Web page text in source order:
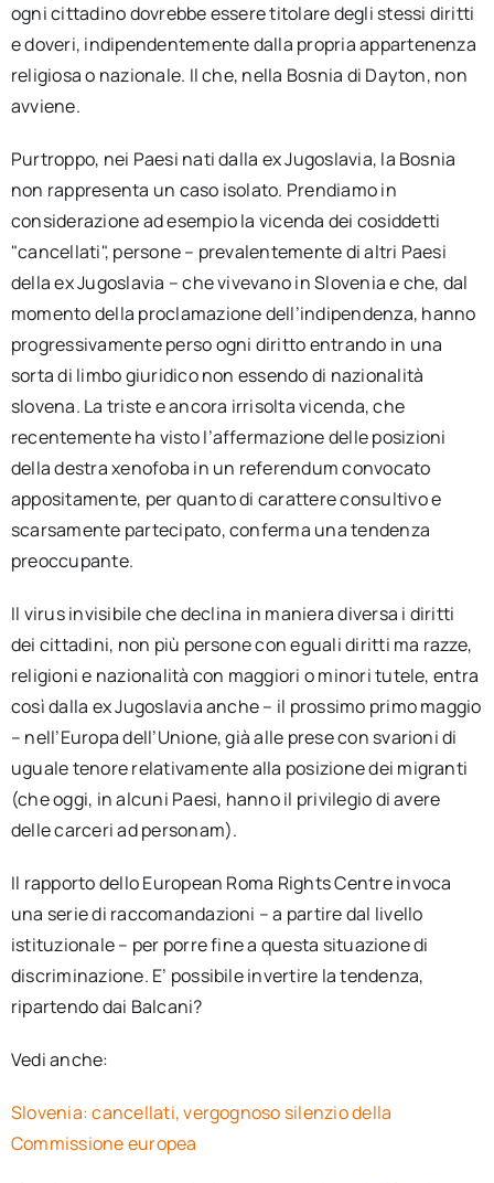
ogni cittadino dovrebbe essere titolare degli stessi diritti
e doveri, indipendentemente dalla propria appartenenza
religiosa o nazionale. Il che, nella Bosnia di Dayton, non
avviene.
Purtroppo, nei Paesi nati dalla ex Jugoslavia, la Bosnia
non rappresenta un caso isolato. Prendiamo in
considerazione ad esempio la vicenda dei cosiddetti
"cancellati", persone – prevalentemente di altri Paesi
della ex Jugoslavia – che vivevano in Slovenia e che, dal
momento della proclamazione dell’indipendenza, hanno
progressivamente perso ogni diritto entrando in una
sorta di limbo giuridico non essendo di nazionalità
slovena. La triste e ancora irrisolta vicenda, che
recentemente ha visto l’affermazione delle posizioni
della destra xenofoba in un referendum convocato
appositamente, per quanto di carattere consultivo e
scarsamente partecipato, conferma una tendenza
preoccupante.
Il virus invisibile che declina in maniera diversa i diritti
dei cittadini, non più persone con eguali diritti ma razze,
religioni e nazionalità con maggiori o minori tutele, entra
così dalla ex Jugoslavia anche – il prossimo primo maggio
– nell’Europa dell’Unione, già alle prese con svarioni di
uguale tenore relativamente alla posizione dei migranti
(che oggi, in alcuni Paesi, hanno il privilegio di avere
delle carceri ad personam).
Il rapporto dello European Roma Rights Centre invoca
una serie di raccomandazioni – a partire dal livello
istituzionale – per porre fine a questa situazione di
discriminazione. E’ possibile invertire la tendenza,
ripartendo dai Balcani?
Vedi anche:
Slovenia: cancellati, vergognoso silenzio della
Commissione europea